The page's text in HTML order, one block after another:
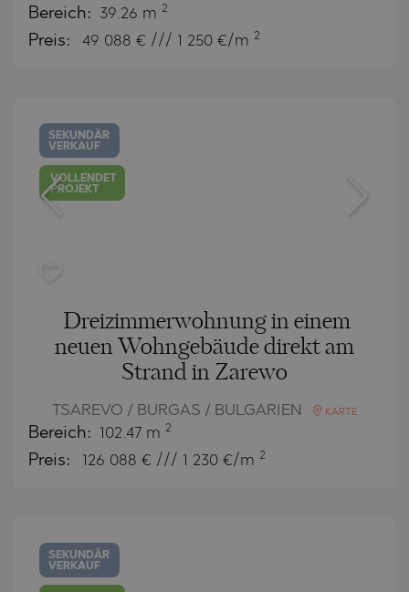
Bereich: 39.26 m 2
Preis: 49 088 € /// 1 250 €/m 2
SEKUNDÄR
VERKAUF
VOLLENDET
PROJEKT
Dreizimmerwohnung in einem
neuen Wohngebäude direkt am
Strand in Zarewo
TSAREVO / BURGAS / BULGARIEN KARTE
Bereich: 102.47 m 2
Preis: 126 088 € /// 1 230 €/m 2
SEKUNDÄR
VERKAUF